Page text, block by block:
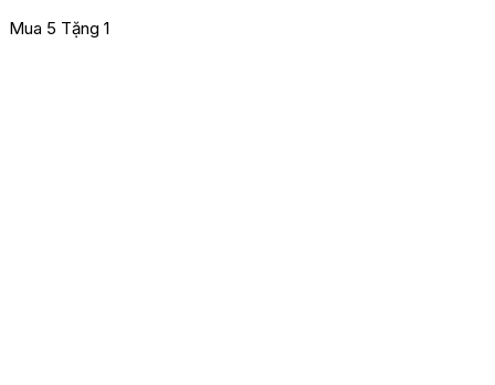
Mua 5 Tặng 1